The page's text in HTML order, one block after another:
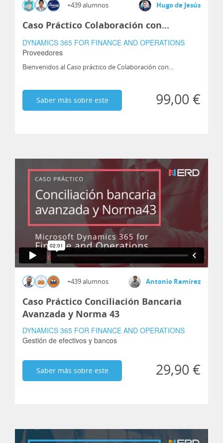
+439 alumnos Hugo de Jesús
Caso Práctico Colaboración con...
DYNAMICS 365 FOR FINANCE AND OPERATIONS
Proveedores
Bienvenidos al Caso práctico de Colaboración con...
Saber más sobre este 99,00 €
+439 alumnos Antonio Ramírez
Caso Práctico Conciliación Bancaria
Avanzada y Norma 43
DYNAMICS 365 FOR FINANCE AND OPERATIONS
Gestión de efectivos y bancos
Saber más sobre este 29,90 €